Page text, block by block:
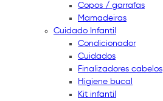
Copos / garrafas
Mamadeiras
Cuidado Infantil
Condicionador
Cuidados
Finalizadores cabelos
Higiene bucal
Kit infantil